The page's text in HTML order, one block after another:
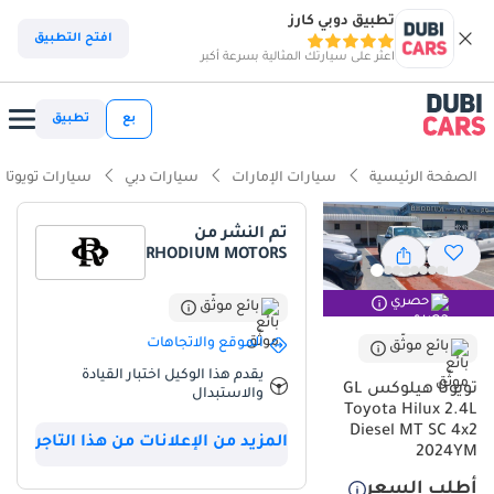
تطبيق دوبي كارز
اعثر على سيارتك المثالية بسرعة أكبر
افتح التطبيق
بع تطبيق
الصفحة الرئيسية سيارات الإمارات سيارات دبي سيارات تويوتا
حصري
بائع موثّق
تويوتا هيلوكس GL
Toyota Hilux 2.4L
Diesel MT SC 4x2
2024YM
أطلب السعر
تم النشر من
RHODIUM MOTORS
بائع موثّق
الموقع والاتجاهات
يقدم هذا الوكيل اختبار القيادة
والاستبدال
المزيد من الإعلانات من هذا التاجر
ذكاء دوبي كارز
ذكاء دوبيكارز
أقل معدل استهلاك في فئته
أعلى خلوص أرضي في فئته
أقل تكلفة تشغيل في فئتها
ملخص
تُمثل تويوتا هايلكس GL موديل 2026 المعيار الذهبي للمتانة والموثوقية في
سوق دول مجلس التعاون الخليجي، حيث تُقدم تجربة ملكية جديدة كلياً
لمن يُقدّرون سلامة المحرك فوق كل شيء. يُعدّ لونها الأبيض الخارجي